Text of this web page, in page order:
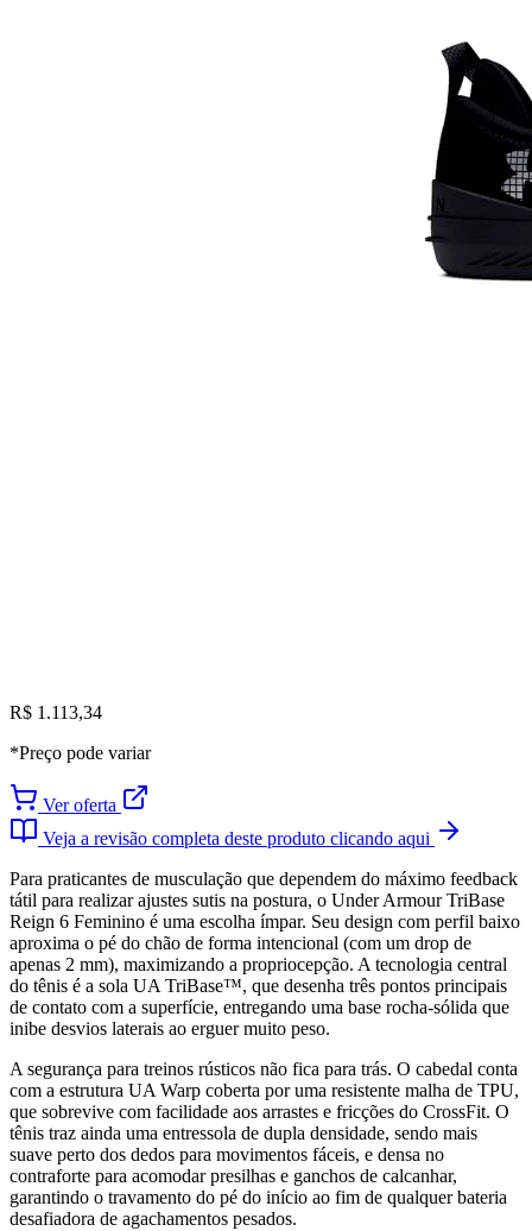
R$ 1.113,34
*Preço pode variar
Ver oferta
Veja a revisão completa deste produto clicando aqui
Para praticantes de musculação que dependem do máximo feedback
tátil para realizar ajustes sutis na postura, o Under Armour TriBase
Reign 6 Feminino é uma escolha ímpar. Seu design com perfil baixo
aproxima o pé do chão de forma intencional (com um drop de
apenas 2 mm), maximizando a propriocepção. A tecnologia central
do tênis é a sola UA TriBase™, que desenha três pontos principais
de contato com a superfície, entregando uma base rocha-sólida que
inibe desvios laterais ao erguer muito peso.
A segurança para treinos rústicos não fica para trás. O cabedal conta
com a estrutura UA Warp coberta por uma resistente malha de TPU,
que sobrevive com facilidade aos arrastes e fricções do CrossFit. O
tênis traz ainda uma entressola de dupla densidade, sendo mais
suave perto dos dedos para movimentos fáceis, e densa no
contraforte para acomodar presilhas e ganchos de calcanhar,
garantindo o travamento do pé do início ao fim de qualquer bateria
desafiadora de agachamentos pesados.